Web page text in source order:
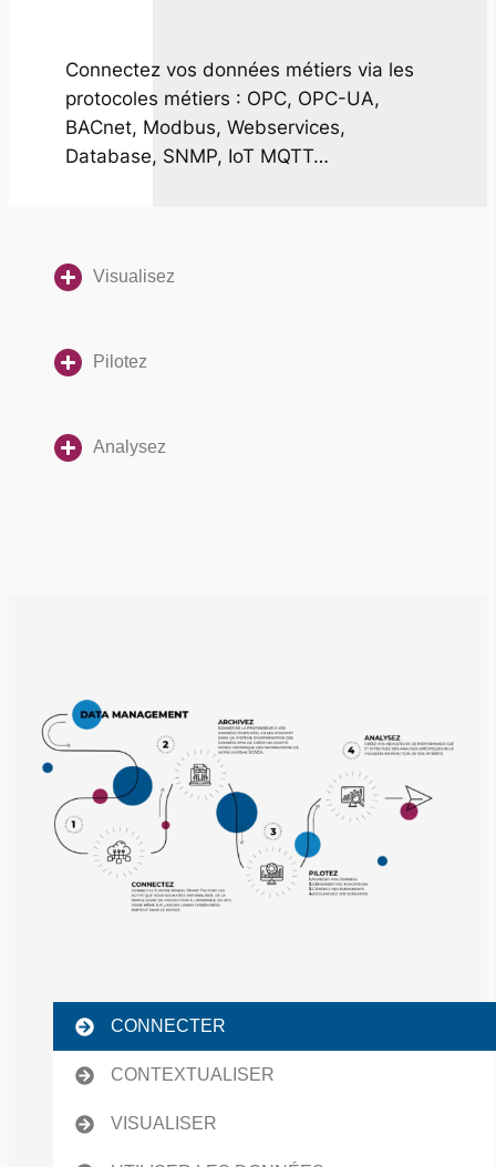
Connectez vos données métiers via les
protocoles métiers : OPC, OPC-UA,
BACnet, Modbus, Webservices,
Database, SNMP, IoT MQTT…
Visualisez
Pilotez
Analysez
CONNECTER
CONTEXTUALISER
VISUALISER